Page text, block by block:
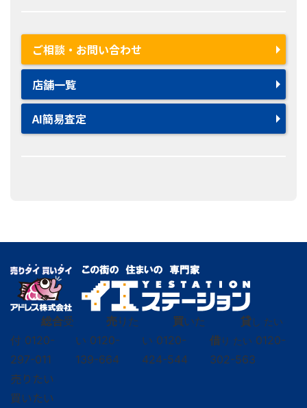
ご相談・お問い合わせ
店舗一覧
AI簡易査定
総合受
付 0120-
297-011
売りた
い 0120-
139-664
買いた
い 0120-
424-544
貸し たい
借り たい 0120-
302-563
売りたい
買いたい